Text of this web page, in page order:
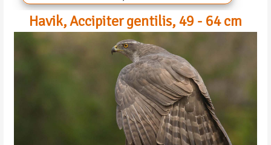
Havik, Accipiter gentilis, 49 - 64 cm